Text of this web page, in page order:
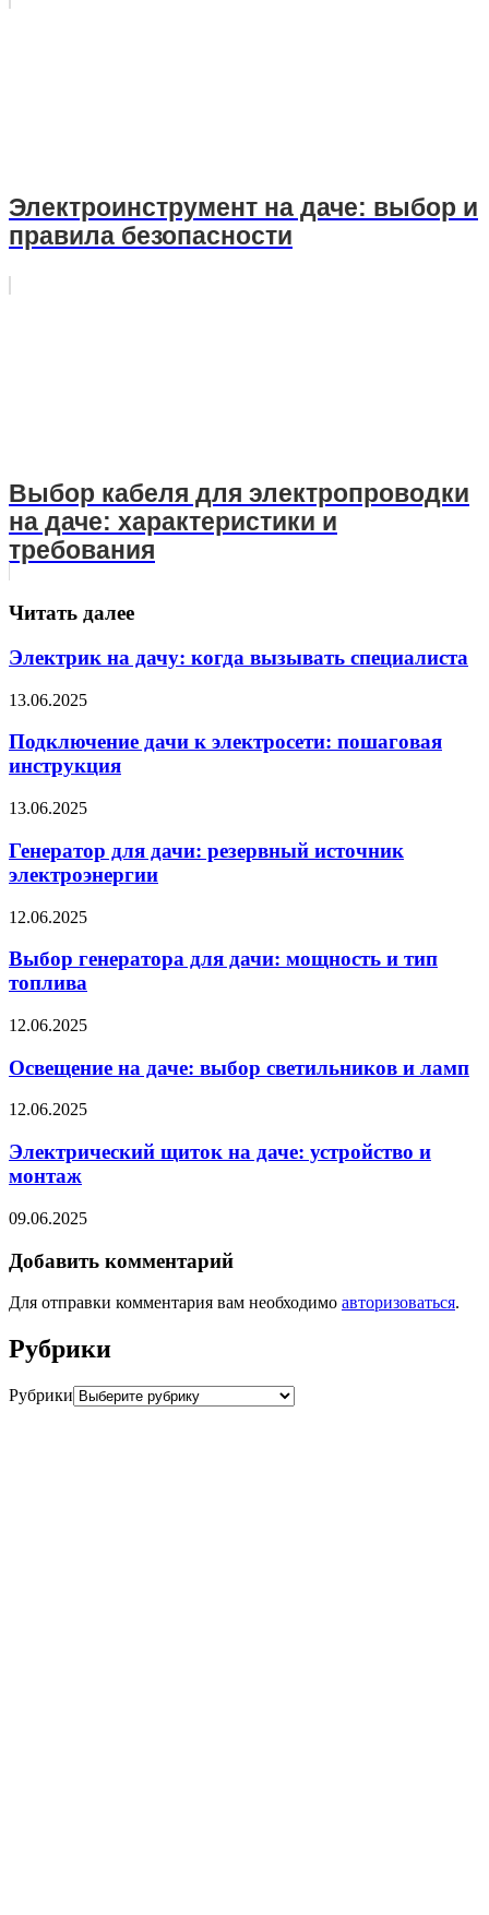
Электроинструмент на даче: выбор и
правила безопасности
Выбор кабеля для электропроводки
на даче: характеристики и
требования
Читать далее
Электрик на дачу: когда вызывать специалиста
13.06.2025
Подключение дачи к электросети: пошаговая
инструкция
13.06.2025
Генератор для дачи: резервный источник
электроэнергии
12.06.2025
Выбор генератора для дачи: мощность и тип
топлива
12.06.2025
Освещение на даче: выбор светильников и ламп
12.06.2025
Электрический щиток на даче: устройство и
монтаж
09.06.2025
Добавить комментарий
Для отправки комментария вам необходимо авторизоваться.
Рубрики
Рубрики